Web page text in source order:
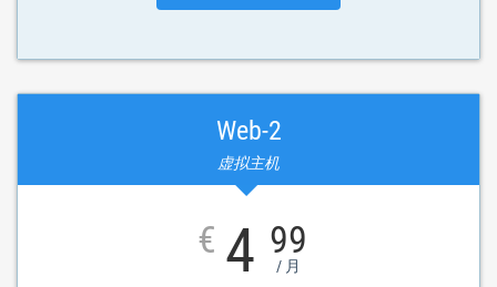
Web-2
虚拟主机
€ 4 99
/ 月